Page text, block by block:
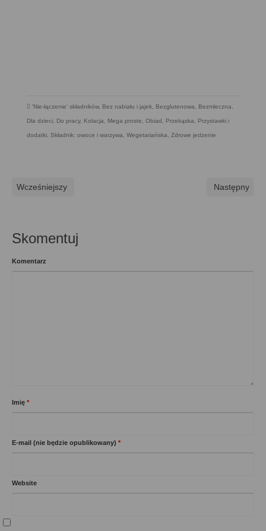
'Nie-łączenie' składników, Bez nabiału i jajek Bezglutenowa Bezmleczna
Dla dzieci Do pracy, Kolacja Mega proste Obiad Przekąska Przystawki i
dodatki Składnik: owoce i warzywa Wegetariańska Zdrowe jedzenie
Wcześniejszy Następny
Skomentuj
Komentarz
Imię *
E-mail (nie będzie opublikowany) *
Website